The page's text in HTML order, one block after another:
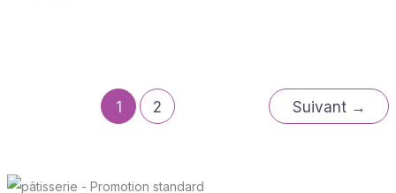
1 2 Suivant →